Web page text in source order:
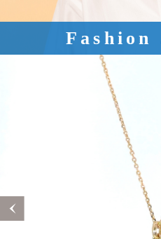
Blog
Fashion